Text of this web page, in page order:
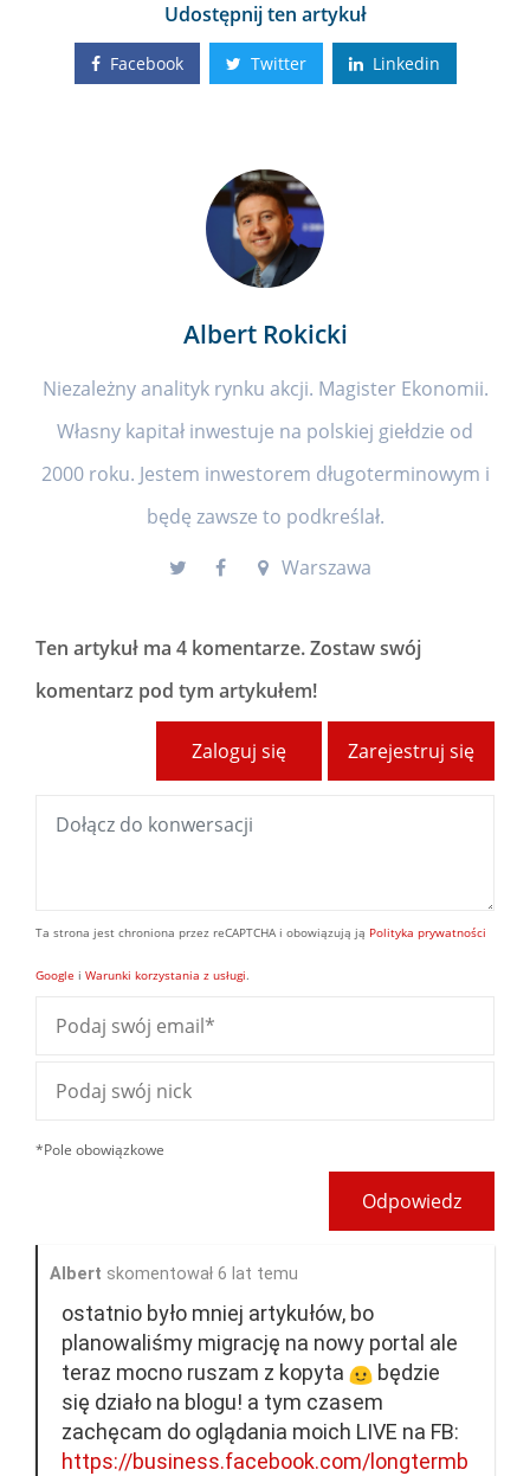
Udostępnij ten artykuł
Facebook Twitter Linkedin
Albert Rokicki
Niezależny analityk rynku akcji. Magister Ekonomii.
Własny kapitał inwestuje na polskiej giełdzie od
2000 roku. Jestem inwestorem długoterminowym i
będę zawsze to podkreślał.
Warszawa
Ten artykuł ma 4 komentarze. Zostaw swój
komentarz pod tym artykułem!
Zarejestruj się
Zaloguj się
Ta strona jest chroniona przez reCAPTCHA i obowiązują ją Polityka prywatności
Google i Warunki korzystania z usługi.
*Pole obowiązkowe
Odpowiedz
Albert skomentował 6 lat temu
ostatnio było mniej artykułów, bo
planowaliśmy migrację na nowy portal ale
teraz mocno ruszam z kopyta
będzie
się działo na blogu! a tym czasem
zachęcam do oglądania moich LIVE na FB:
https://business.facebook.com/longtermb